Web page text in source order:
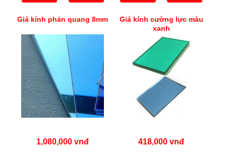
Giá kính phản quang 8mm
1,080,000 vnđ
Giá kính cường lực màu
xanh
418,000 vnđ